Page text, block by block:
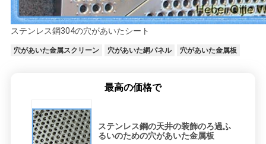
ステンレス鋼304の穴があいたシート
穴があいた金属スクリーン 穴があいた網パネル 穴があいた金属板
最高の価格で
ステンレス鋼の天井の装飾のろ過ふ
るいのための穴があいた金属板